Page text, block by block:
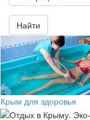
Найти
Крым для здоровья